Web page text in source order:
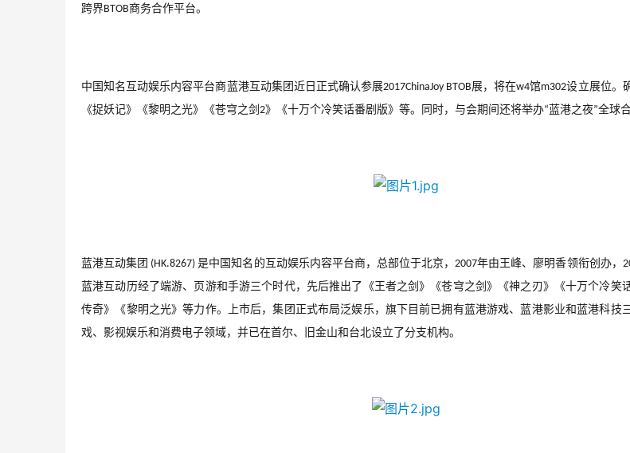
跨界BTOB商务合作平台。
中国知名互动娱乐内容平台商蓝港互动集团近日正式确认参展2017ChinaJoy BTOB展，将在w4馆m302设立展位。
《捉妖记》《黎明之光》《苍穹之剑 2》《十万个冷笑话番剧版》等。同时，与会期间还将举办“蓝港之夜”全球
蓝港互动集团 (HK.8267) 是中国知名的互动娱乐内容平台商，总部位于北京，2007年由王峰、廖明香领衔创办，
蓝港互动历经了端游、页游和手游三个时代，先后推出了《王者之剑》《苍穹之剑》《神之刃》《十万个冷笑
传奇》《黎明之光》等力作。上市后，集团正式布局泛娱乐，旗下目前已拥有蓝港游戏、蓝港影业和蓝港科技
戏、影视娱乐和消费电子领域，并已在首尔、旧金山和台北设立了分支机构。